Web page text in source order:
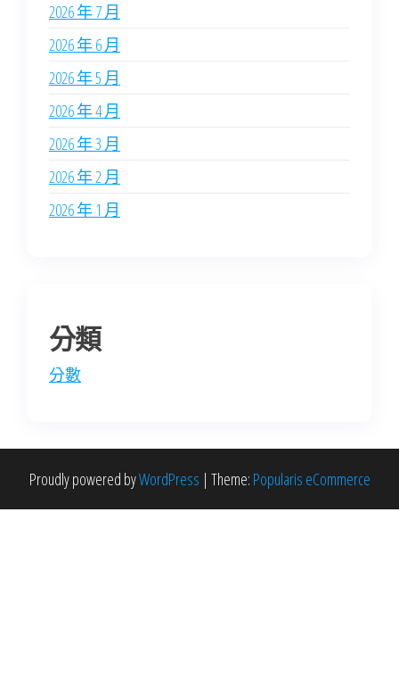
2026 年 7 月
2026 年 6 月
2026 年 5 月
2026 年 4 月
2026 年 3 月
2026 年 2 月
2026 年 1 月
分類
分數
Proudly powered byWordPress | Theme: Popularis eCommerce